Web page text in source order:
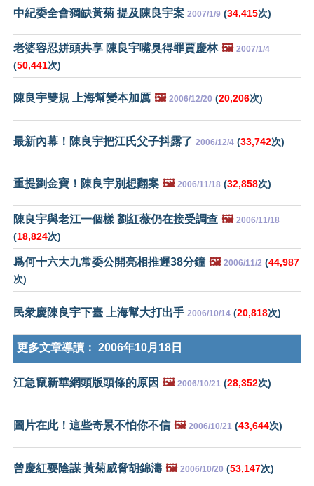
中紀委全會獨缺黃菊 提及陳良宇案 2007/1/9 (34,415次)
老婆容忍姘頭共享 陳良宇嘴臭得罪賈慶林 🖼️ 2007/1/4
(50,441次)
陳良宇雙規 上海幫變本加厲 🖼️ 2006/12/20 (20,206次)
最新內幕！陳良宇把江氏父子抖露了 2006/12/4 (33,742次)
重提劉金寶！陳良宇別想翻案 🖼️ 2006/11/18 (32,858次)
陳良宇與老江一個樣 劉紅薇仍在接受調查 🖼️ 2006/11/18
(18,824次)
爲何十六大九常委公開亮相推遲38分鐘 🖼️ 2006/11/2 (44,987
次)
民衆慶陳良宇下臺 上海幫大打出手 2006/10/14 (20,818次)
更多文章導讀： 2006年10月18日
江急竄新華網頭版頭條的原因 🖼️ 2006/10/21 (28,352次)
圖片在此！這些奇景不怕你不信 🖼️ 2006/10/21 (43,644次)
曾慶紅耍陰謀 黃菊威脅胡錦濤 🖼️ 2006/10/20 (53,147次)